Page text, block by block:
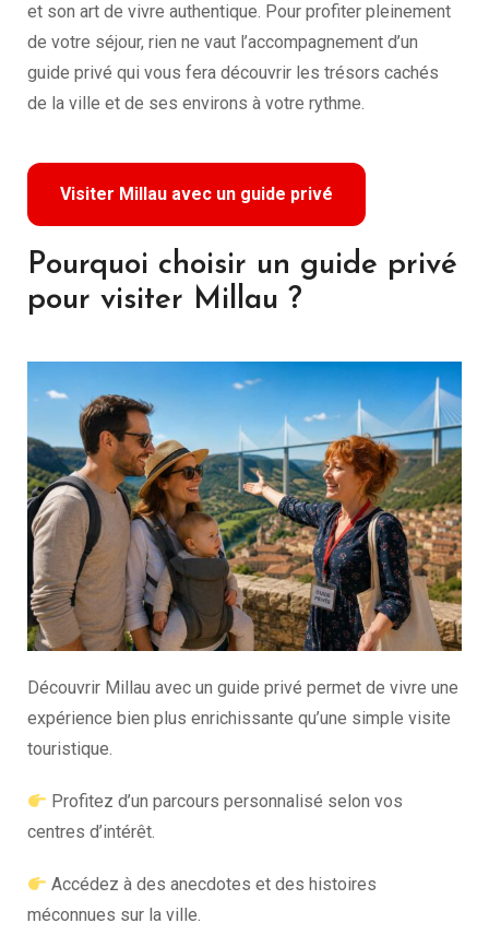
et son art de vivre authentique. Pour profiter pleinement
de votre séjour, rien ne vaut l’accompagnement d’un
guide privé qui vous fera découvrir les trésors cachés
de la ville et de ses environs à votre rythme.
Visiter Millau avec un guide privé
Pourquoi choisir un guide privé
pour visiter Millau ?
Découvrir Millau avec un guide privé permet de vivre une
expérience bien plus enrichissante qu’une simple visite
touristique.
Profitez d’un parcours personnalisé selon vos
centres d’intérêt.
Accédez à des anecdotes et des histoires
méconnues sur la ville.